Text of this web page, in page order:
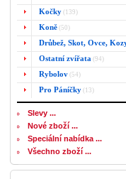
Kočky (139)
Koně (50)
Drůbež, Skot, Ovce,
Ostatní zvířata (94)
Rybolov (54)
Pro Páníčky (13)
Slevy ...
Nové zboží ...
Speciální nabídka ...
Všechno zboží ...